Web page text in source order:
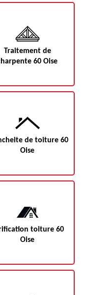
Traitement de
60 Oise
de toiture 60
Oise
toiture 60
Oise